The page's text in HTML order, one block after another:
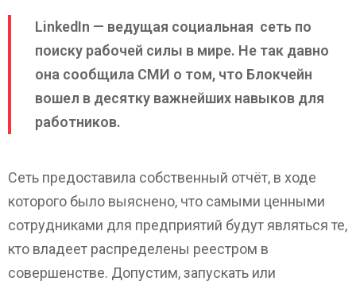
LinkedIn — ведущая социальная сеть по
поиску рабочей силы в мире. Не так давно
она сообщила СМИ о том, что Блокчейн
вошел в десятку важнейших навыков для
работников.
Сеть предоставила собственный отчёт, в ходе
которого было выяснено, что самыми ценными
сотрудниками для предприятий будут являться те,
кто владеет распределены реестром в
совершенстве. Допустим, запускать или